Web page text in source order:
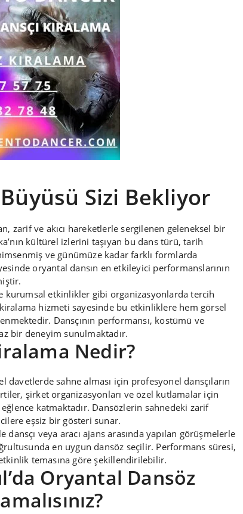
Sizi Bekliyor
zarif ve akıcı hareketlerle sergilenen geleneksel bir
kültürel izlerini taşıyan bu dans türü, tarih
ve günümüze kadar farklı formlarda
oryantal dansın en etkileyici performanslarının
kurumsal etkinlikler gibi organizasyonlarda tercih
hizmeti sayesinde bu etkinliklere hem görsel
Dansçının performansı, kostümü ve
bir deneyim sunulmaktadır.
Nedir?
davetlerde sahne alması için profesyonel dansçıların
şirket organizasyonları ve özel kutlamalar için
katmaktadır. Dansözlerin sahnedeki zarif
eşsiz bir gösteri sunar.
veya aracı ajans arasında yapılan görüşmelerle
en uygun dansöz seçilir. Performans süresi,
temasına göre şekillendirilebilir.
Oryantal Dansöz